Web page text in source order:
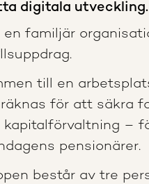
digitala utveckling.
en familjär
till en
för att säkra
kapitalförvaltning –
pensionärer.
består av tre